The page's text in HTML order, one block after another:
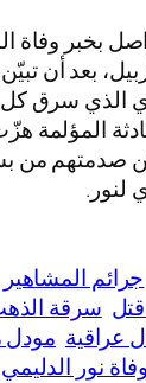
بخبر وفاة
بعد أن
الذي سرق كل
المؤلمة
صدمتهم من
لنور.
جرائم المشاهير
سرقة
عراقية
وفاة نور الدليمي